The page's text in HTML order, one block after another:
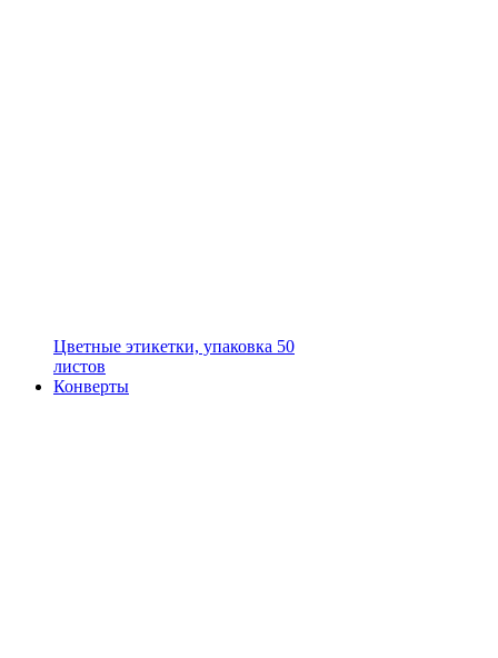
Цветные этикетки, упаковка 50
листов
Конверты